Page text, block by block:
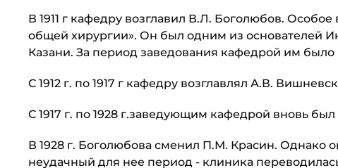
В 1911 г кафедру возглавил В.Л. Боголюбов.
общей хирургии». Он был одним из основателей
Казани. За период заведования кафедрой им было
С 1912 г. по 1917 г кафедру возглавлял А.В.
С 1917 г. по 1928 г.заведующим кафедрой вновь
В 1928 г. Боголюбова сменил П.М. Красин. Однако
неудачный для нее период - клиника